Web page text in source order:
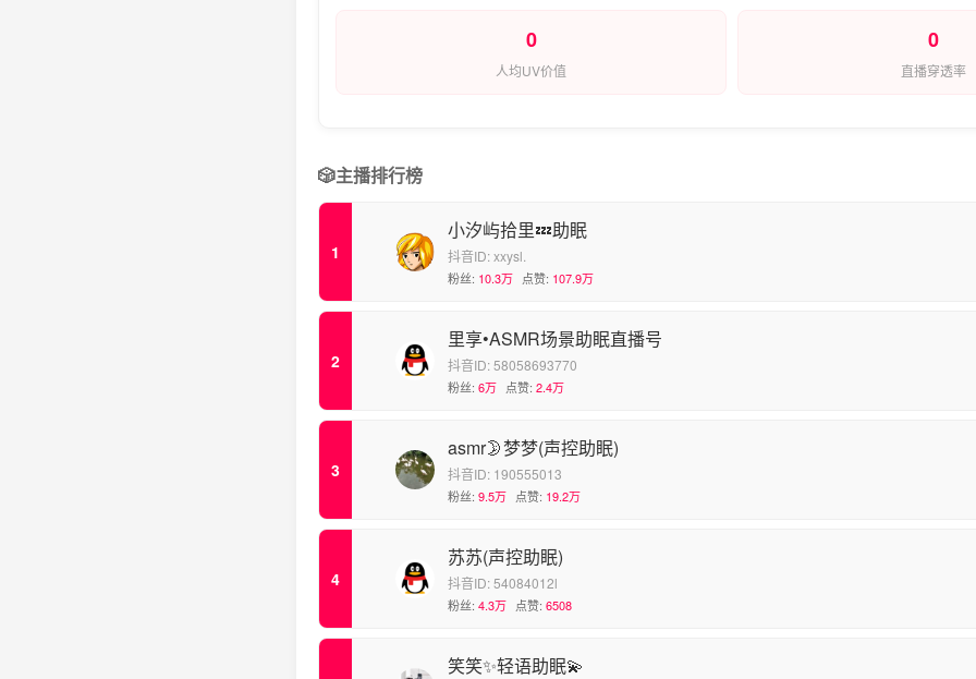
0
人均UV价值
0
直播穿透率
🎲主播排行榜
小汐屿拾里💤助眠
抖音ID:xxysl.
粉丝: 10.3万 点赞: 107.9万
里享•ASMR场景助眠直播号
抖音ID:58058693770
粉丝: 6万 点赞: 2.4万
asmr🌛梦梦(声控助眠)
抖音ID: 190555013
粉丝: 9.5万 点赞: 19.2万
苏苏(声控助眠)
抖音ID:54084012l
粉丝: 4.3万 点赞: 6508
笑笑✨轻语助眠💫